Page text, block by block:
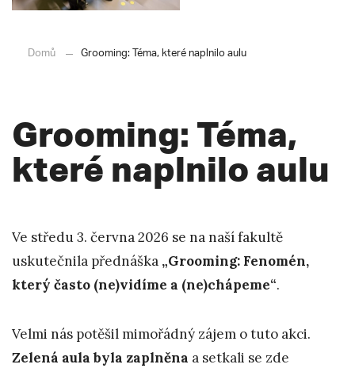
Domů Grooming: Téma, které naplnilo aulu
Grooming: Téma,
které naplnilo aulu
Ve středu 3. června 2026 se na naší fakultě
uskutečnila přednáška „Grooming: Fenomén,
který často (ne)vidíme a (ne)chápeme“.
Velmi nás potěšil mimořádný zájem o tuto akci.
Zelená aula byla zaplněna a setkali se zde